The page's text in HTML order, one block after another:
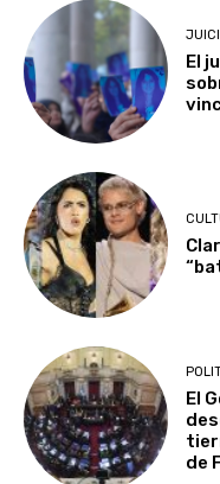
El
El
de